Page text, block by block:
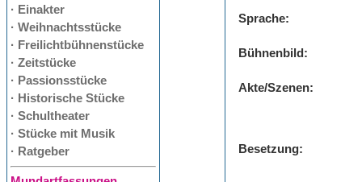
· Einakter
· Weihnachtsstücke
· Freilichtbühnenstücke
· Zeitstücke
· Passionsstücke
· Historische Stücke
· Schultheater
· Stücke mit Musik
· Ratgeber
Sprache:
Bühnenbild:
Akte/Szenen:
Besetzung: